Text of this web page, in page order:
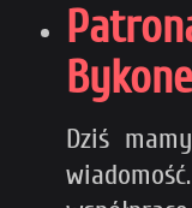
Dziś